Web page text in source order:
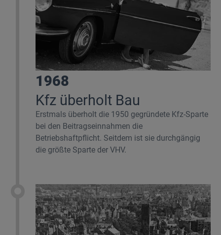
1968
Kfz überholt Bau
Erstmals überholt die 1950 gegründete Kfz-Sparte
bei den Beitragseinnahmen die
Betriebshaftpflicht. Seitdem ist sie durchgängig
die größte Sparte der VHV.